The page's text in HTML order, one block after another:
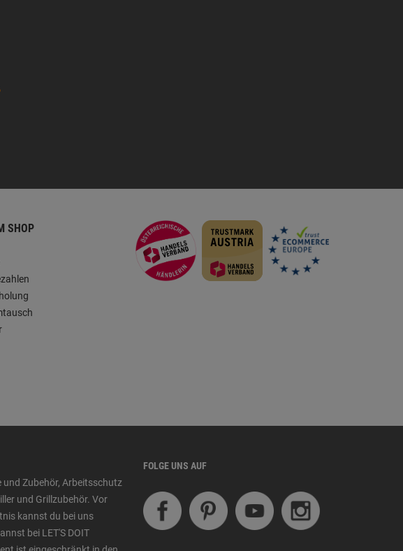
SHOP
und Zubehör, Arbeitsschutz
und Grillzubehör. Vor
kannst du bei uns
bei LET'S DOIT
FOLGE UNS AUF